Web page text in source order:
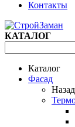
Контакты
КАТАЛОГ
Каталог
Фасад
Назад